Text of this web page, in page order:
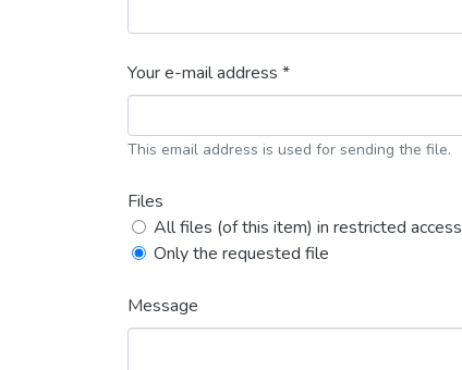
Your e-mail address *
This email address is used for sending the file.
Files
All files (of this item) in restricted access
Only the requested file
Message